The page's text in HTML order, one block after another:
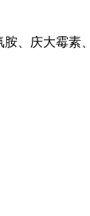
、庆大霉素